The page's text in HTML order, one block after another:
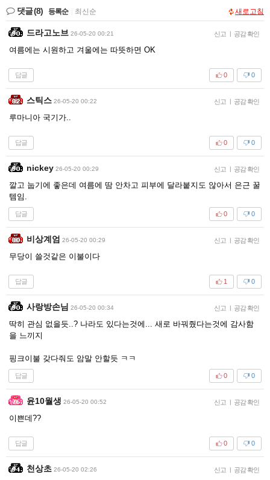
댓글(8) 등록순 최신순 새로고침
드라고노브 26-05-20 00:21 신고 | 공감 확인
여름에는 시원하고 겨울에는 따뜻하면 OK
답글 0
0
스틱스 26-05-20 00:22 신고 | 공감 확인
루마니아 국기가..
답글 0
0
nickey 26-05-20 00:29 신고 | 공감 확인
깔고 눕기에 좋은데 여름에 땀 안차고 피부에 달라붙지도 않아서 은근 꿀
템임.
답글 0
0
비상계엄 26-05-20 00:29 신고 | 공감 확인
무당이 쓸것같은 이불이다
답글 0
1
사랑방손님 26-05-20 00:34 신고 | 공감 확인
딱히 관심 없을듯..? 나라도 있다는것에... 새로 바꿔줬다는것에 감사함
을 느끼지
핑크이불 갖다줘도 암말 안할듯 ㅋㅋ
답글 0
0
윤10월생 26-05-20 00:52 신고 | 공감 확인
이쁜데??
답글 0
0
천상초 26-05-20 02:26 신고 | 공감 확인